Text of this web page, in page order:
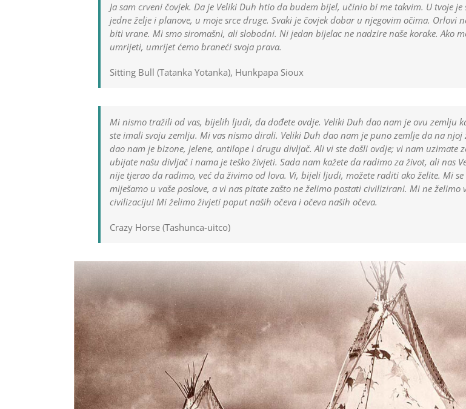
Ja sam crveni čovjek. Da je Veliki Duh htio da budem bijel, učinio bi me takvim. U tvoje je
jedne želje i planove, u moje srce druge. Svaki je čovjek dobar u njegovim očima. Orlovi
biti vrane. Mi smo siromašni, ali slobodni. Ni jedan bijelac ne nadzire naše korake. Ako
umrijeti, umrijet ćemo braneći svoja prava.
Sitting Bull (Tatanka Yotanka), Hunkpapa Sioux
Mi nismo tražili od vas, bijelih ljudi, da dođete ovdje. Veliki Duh dao nam je ovu zemlju
ste imali svoju zemlju. Mi vas nismo dirali. Veliki Duh dao nam je puno zemlje da na njoj
dao nam je bizone, jelene, antilope i drugu divljač. Ali vi ste došli ovdje; vi nam uzimate
ubijate našu divljač i nama je teško živjeti. Sada nam kažete da radimo za život, ali nas
nije tjerao da radimo, već da živimo od lova. Vi, bijeli ljudi, možete raditi ako želite. Mi se
miješamo u vaše poslove, a vi nas pitate zašto ne želimo postati civilizirani. Mi ne želimo
civilizaciju! Mi želimo živjeti poput naših očeva i očeva naših očeva.
Crazy Horse (Tashunca-uitco)